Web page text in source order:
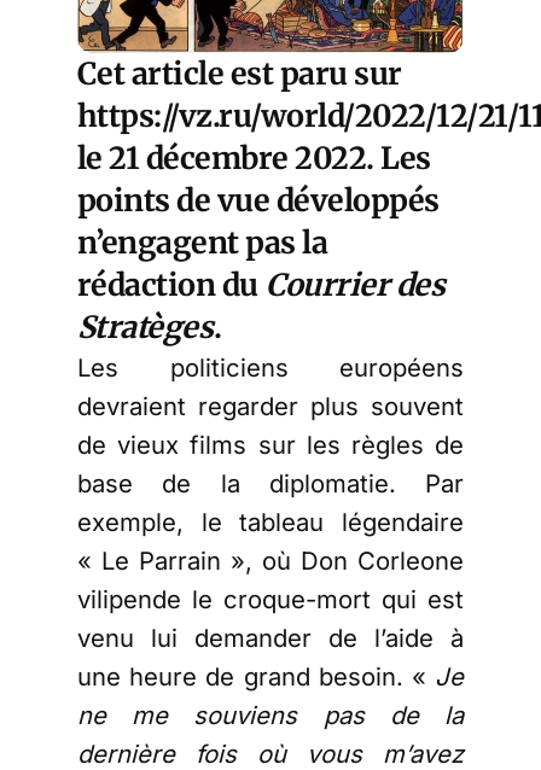
Cet article est paru sur
https://vz.ru/world/2022/12/21/
le 21 décembre 2022. Les
points de vue développés
n’engagent pas la
rédaction du Courrier des
Stratèges.
Les politiciens européens
devraient regarder plus souvent
de vieux films sur les règles de
base de la diplomatie. Par
exemple, le tableau légendaire
« Le Parrain », où Don Corleone
vilipende le croque-mort qui est
venu lui demander de l’aide à
une heure de grand besoin. « Je
ne me souviens pas de la
dernière fois où vous m’avez